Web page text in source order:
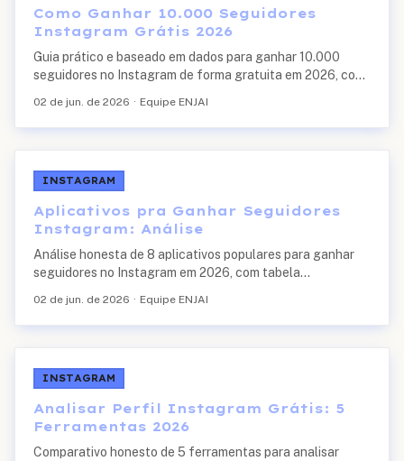
Como Ganhar 10.000 Seguidores
Instagram Grátis 2026
Guia prático e baseado em dados para ganhar 10.000
seguidores no Instagram de forma gratuita em 2026, com
hashtags atualizadas e um case real acompanhado pela
ENJAI.
02 de jun. de 2026 · Equipe ENJAI
INSTAGRAM
Aplicativos pra Ganhar Seguidores
Instagram: Análise
Análise honesta de 8 aplicativos populares para ganhar
seguidores no Instagram em 2026, com tabela
Uso do Instagram e alternativas seguras pra quem quer
crescer de verdade.
02 de jun. de 2026 · Equipe ENJAI
INSTAGRAM
Analisar Perfil Instagram Grátis: 5
Ferramentas 2026
Comparativo honesto de 5 ferramentas para analisar